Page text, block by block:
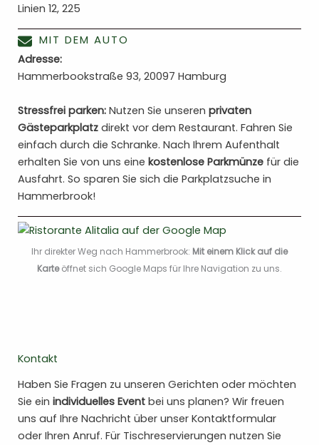
Linien 12, 225
MIT DEM AUTO
Adresse:
Hammerbookstraße 93, 20097 Hamburg
Stressfrei parken: Nutzen Sie unseren privaten
Gästeparkplatz direkt vor dem Restaurant. Fahren Sie
einfach durch die Schranke. Nach Ihrem Aufenthalt
erhalten Sie von uns eine kostenlose Parkmünze für die
Ausfahrt. So sparen Sie sich die Parkplatzsuche in
Hammerbrook!
Ihr direkter Weg nach Hammerbrook: Mit einem Klick auf die
Karteöffnet sich Google Maps für Ihre Navigation zu uns.
Kontakt
Haben Sie Fragen zu unseren Gerichten oder möchten
Sie ein individuelles Event bei uns planen? Wir freuen
uns auf Ihre Nachricht über unser Kontaktformular
oder Ihren Anruf. Für Tischreservierungen nutzen Sie